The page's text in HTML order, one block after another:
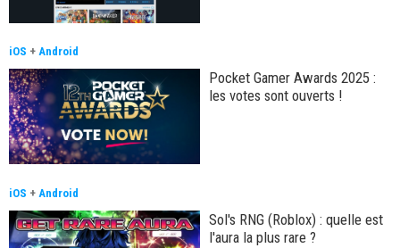
iOS + Android
Pocket Gamer Awards 2025 :
les votes sont ouverts !
iOS + Android
Sol's RNG (Roblox) : quelle est
l'aura la plus rare ?